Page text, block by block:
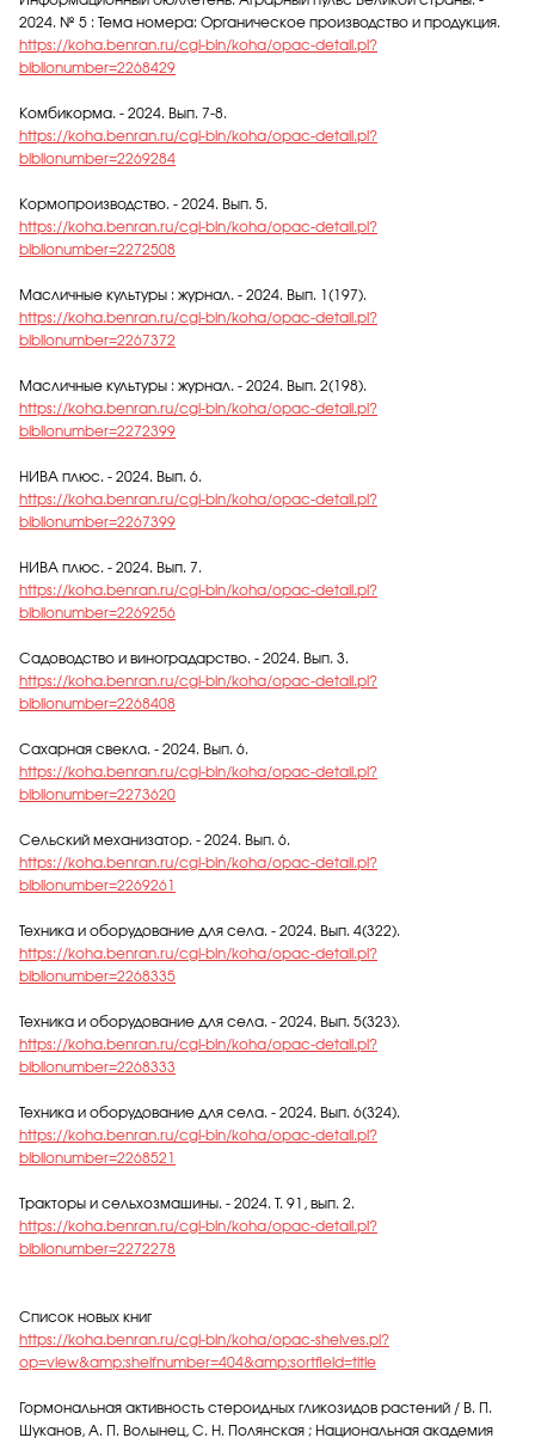
2024. № 5 : Тема номера: Органическое производство и продукция.
https://koha.benran.ru/cgi-bin/koha/opac-detail.pl?
biblionumber=2268429
Комбикорма. - 2024. Вып. 7-8.
https://koha.benran.ru/cgi-bin/koha/opac-detail.pl?
biblionumber=2269284
Кормопроизводство. - 2024. Вып. 5.
https://koha.benran.ru/cgi-bin/koha/opac-detail.pl?
biblionumber=2272508
Масличные культуры : журнал. - 2024. Вып. 1(197).
https://koha.benran.ru/cgi-bin/koha/opac-detail.pl?
biblionumber=2267372
Масличные культуры : журнал. - 2024. Вып. 2(198).
https://koha.benran.ru/cgi-bin/koha/opac-detail.pl?
biblionumber=2272399
НИВА плюс. - 2024. Вып. 6.
https://koha.benran.ru/cgi-bin/koha/opac-detail.pl?
biblionumber=2267399
НИВА плюс. - 2024. Вып. 7.
https://koha.benran.ru/cgi-bin/koha/opac-detail.pl?
biblionumber=2269256
Садоводство и виноградарство. - 2024. Вып. 3.
https://koha.benran.ru/cgi-bin/koha/opac-detail.pl?
biblionumber=2268408
Сахарная свекла. - 2024. Вып. 6.
https://koha.benran.ru/cgi-bin/koha/opac-detail.pl?
biblionumber=2273620
Сельский механизатор. - 2024. Вып. 6.
https://koha.benran.ru/cgi-bin/koha/opac-detail.pl?
biblionumber=2269261
Техника и оборудование для села. - 2024. Вып. 4(322).
https://koha.benran.ru/cgi-bin/koha/opac-detail.pl?
biblionumber=2268335
Техника и оборудование для села. - 2024. Вып. 5(323).
https://koha.benran.ru/cgi-bin/koha/opac-detail.pl?
biblionumber=2268333
Техника и оборудование для села. - 2024. Вып. 6(324).
https://koha.benran.ru/cgi-bin/koha/opac-detail.pl?
biblionumber=2268521
Тракторы и сельхозмашины. - 2024. Т. 91, вып. 2.
https://koha.benran.ru/cgi-bin/koha/opac-detail.pl?
biblionumber=2272278
Список новых книг
https://koha.benran.ru/cgi-bin/koha/opac-shelves.pl?
op=view&amp;shelfnumber=404&amp;sortfield=title
Гормональная активность стероидных гликозидов растений / В. П.
Шуканов, А. П. Волынец, С. Н. Полянская ; Национальная академия